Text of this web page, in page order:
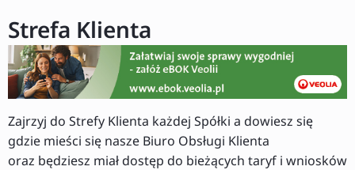
Strefa Klienta
Zajrzyj do Strefy Klienta każdej Spółki a dowiesz się
gdzie mieści się nasze Biuro Obsługi Klienta
oraz będziesz miał dostęp do bieżących taryf i wniosków